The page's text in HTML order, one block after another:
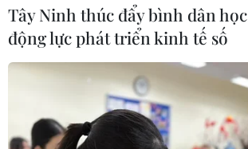
Giá vàng hướng tới tuần tăng mạnh
nhất kể từ tháng 1/2026
07/08/2026 08:14
Hạn hán nghiêm trọng đe dọa
mạch" kinh tế châu Âu
Tây Ninh thúc đẩy bình dân
động lực phát triển kinh tế số